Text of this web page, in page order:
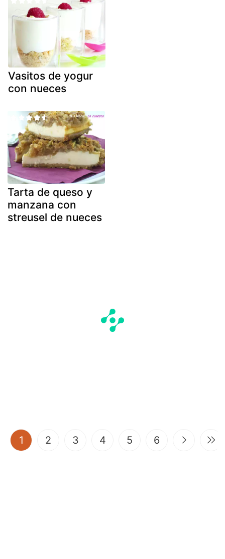
Vasitos de yogur
con nueces
Tarta de queso y
manzana con
streusel de nueces
1 (current)
2 3 4 5 6